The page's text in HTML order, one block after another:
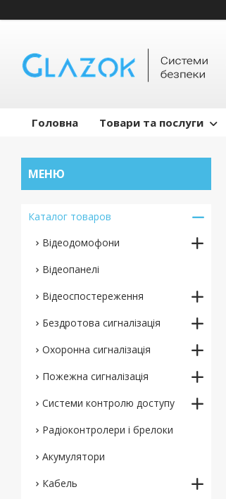
Головна Товари та послуги
Каталог товаров
Відеодомофони
Відеопанелі
Відеоспостереження
Бездротова сигналізація
Охоронна сигналізація
Пожежна сигналізація
Системи контролю доступу
Радіоконтролери і брелоки
Акумулятори
Кабель